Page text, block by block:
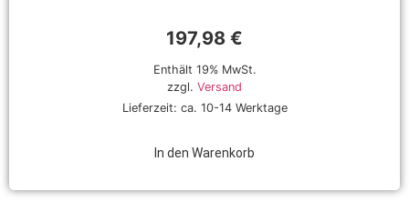
197,98 €
Enthält 19% MwSt.
zzgl. Versand
Lieferzeit: ca. 10-14 Werktage
In den Warenkorb